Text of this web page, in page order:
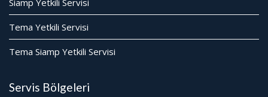
Siamp Yetkili Servisi
Tema Yetkili Servisi
Tema Siamp Yetkili Servisi
Servis Bölgeleri